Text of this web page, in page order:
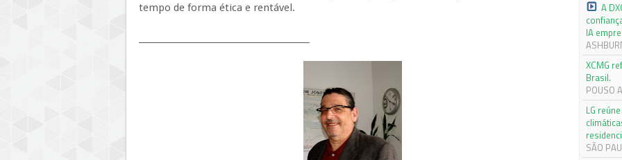
tempo de forma ética e rentável.
A
IA
XCMG
Brasil.
POUSO
LG
SÃO